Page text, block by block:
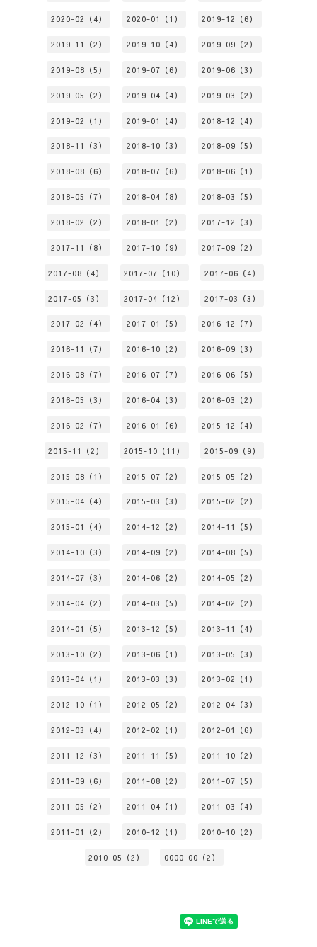
2020-02（4） 2020-01（1） 2019-12（6）
2019-11（2） 2019-10（4） 2019-09（2）
2019-08（5） 2019-07（6） 2019-06（3）
2019-05（2） 2019-04（4） 2019-03（2）
2019-02（1） 2019-01（4） 2018-12（4）
2018-11（3） 2018-10（3） 2018-09（5）
2018-08（6） 2018-07（6） 2018-06（1）
2018-05（7） 2018-04（8） 2018-03（5）
2018-02（2） 2018-01（2） 2017-12（3）
2017-11（8） 2017-10（9） 2017-09（2）
2017-08（4） 2017-07（10） 2017-06（4）
2017-05（3） 2017-04（12） 2017-03（3）
2017-02（4） 2017-01（5） 2016-12（7）
2016-11（7） 2016-10（2） 2016-09（3）
2016-08（7） 2016-07（7） 2016-06（5）
2016-05（3） 2016-04（3） 2016-03（2）
2016-02（7） 2016-01（6） 2015-12（4）
2015-11（2） 2015-10（11） 2015-09（9）
2015-08（1） 2015-07（2） 2015-05（2）
2015-04（4） 2015-03（3） 2015-02（2）
2015-01（4） 2014-12（2） 2014-11（5）
2014-10（3） 2014-09（2） 2014-08（5）
2014-07（3） 2014-06（2） 2014-05（2）
2014-04（2） 2014-03（5） 2014-02（2）
2014-01（5） 2013-12（5） 2013-11（4）
2013-10（2） 2013-06（1） 2013-05（3）
2013-04（1） 2013-03（3） 2013-02（1）
2012-10（1） 2012-05（2） 2012-04（3）
2012-03（4） 2012-02（1） 2012-01（6）
2011-12（3） 2011-11（5） 2011-10（2）
2011-09（6） 2011-08（2） 2011-07（5）
2011-05（2） 2011-04（1） 2011-03（4）
2011-01（2） 2010-12（1） 2010-10（2）
2010-05（2） 0000-00（2）